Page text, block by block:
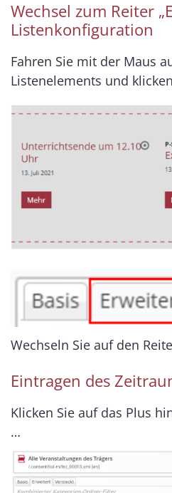
Wechsel zum Reiter
Listenkonfiguration
Fahren Sie mit der Maus
Listenelements und
Wechseln Sie auf den
Eintragen des
Klicken Sie auf das Plus
…